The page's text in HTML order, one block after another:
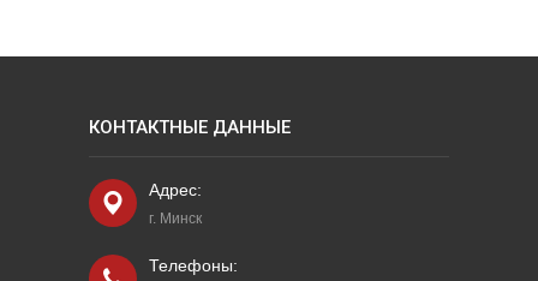
КОНТАКТНЫЕ ДАННЫЕ
Адрес:
г. Минск
Телефоны: